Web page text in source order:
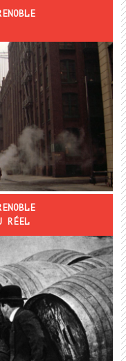
RÉEL